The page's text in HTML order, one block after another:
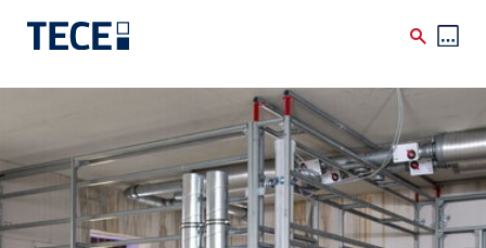
Skip to main content